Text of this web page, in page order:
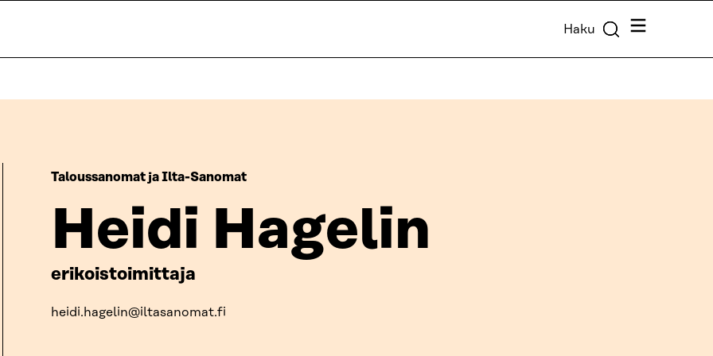
Haku Valikko
Taloussanomat ja Ilta-Sanomat
Heidi Hagelin
erikoistoimittaja
heidi.hagelin@iltasanomat.fi